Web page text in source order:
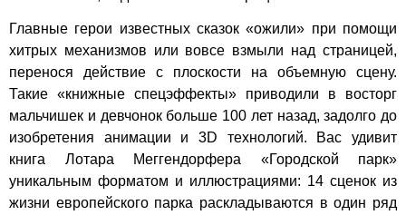
Главные герои известных сказок «ожили» при помощи
хитрых механизмов или вовсе взмыли над страницей,
перенося действие с плоскости на объемную сцену.
Такие «книжные спецэффекты» приводили в восторг
мальчишек и девчонок больше 100 лет назад, задолго до
изобретения анимации и 3D технологий. Вас удивит
книга Лотара Меггендорфера «Городской парк»
уникальным форматом и иллюстрациями: 14 сценок из
жизни европейского парка раскладываются в один ряд